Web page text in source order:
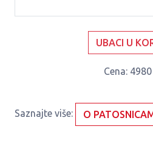
UBACI U
Cena:
Saznajte više: O